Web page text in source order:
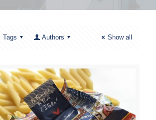
Tags Authors Show all